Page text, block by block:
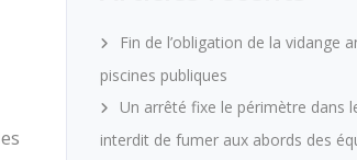
Fin de l’obligation de la vidange
piscines publiques
Un arrêté fixe le périmètre dans
interdit de fumer aux abords des